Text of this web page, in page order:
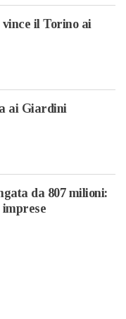
il Torino ai
ai Giardini
da 807 milioni:
imprese